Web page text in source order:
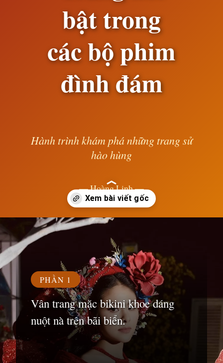
bật trong
các bộ phim
đình đám
Hành trình khám phá những trang sử
hào hùng
— Hoàng Linh —
Đang mởhttps://susach.edu.vn/van-trang
PHẦN 1
Vân trang mặc bikini khoe dáng
nuột nà trên bãi biển.